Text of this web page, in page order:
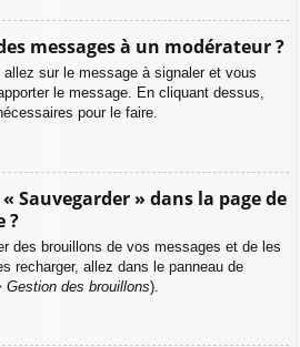
messages à un modérateur ?
allez sur le message à signaler et vous
le message. En cliquant dessus,
pour le faire.
Sauvegarder » dans la page de
?
des brouillons de vos messages et de les
recharger, allez dans le panneau de
Gestion des brouillons).